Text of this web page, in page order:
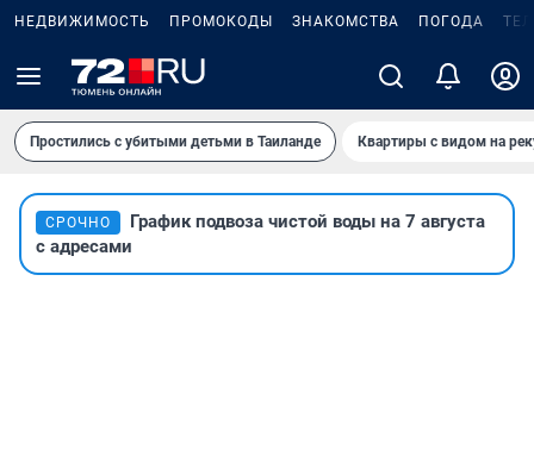
НЕДВИЖИМОСТЬ ПРОМОКОДЫ ЗНАКОМСТВА ПОГОДА
Простились с убитыми детьми в Таиланде Квартиры с видом на
СРОЧНО
График подвоза чистой воды на 7 августа
с адресами